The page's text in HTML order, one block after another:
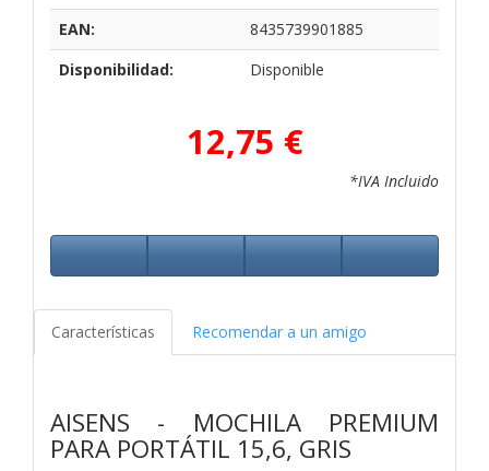
EAN:
8435739901885
Disponibilidad:
Disponible
12,75 €
*IVA Incluido
Características Recomendar a un amigo
AISENS - MOCHILA PREMIUM
PARA PORTÁTIL 15,6, GRIS